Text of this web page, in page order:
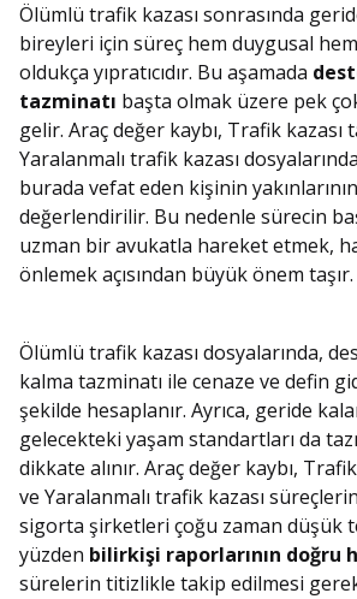
Ölümlü trafik kazası sonrasında
bireyleri için süreç hem duygusal
oldukça yıpratıcıdır. Bu aşamada
tazminatı başta olmak üzere pek
gelir. Araç değer kaybı, Trafik kazası
Yaralanmalı trafik kazası
burada vefat eden kişinin
değerlendirilir. Bu nedenle sürecin
uzman bir avukatla hareket etmek,
önlemek açısından büyük önem taşır.
Ölümlü trafik kazası dosyalarında,
kalma tazminatı ile cenaze ve defin
şekilde hesaplanır. Ayrıca, geride
gelecekteki yaşam standartları da
dikkate alınır. Araç değer kaybı,
ve Yaralanmalı trafik kazası
sigorta şirketleri çoğu zaman düşük
yüzden bilirkişi raporlarının doğru
sürelerin titizlikle takip edilmesi